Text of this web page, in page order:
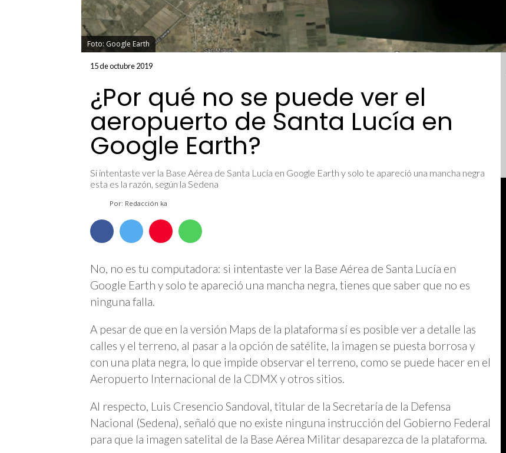
Foto: Google Earth
15 de octubre 2019
¿Por qué no se puede ver el
aeropuerto de Santa Lucía en
Google Earth?
Si intentaste ver la Base Aérea de Santa Lucía en Google Earth y solo te apareció una mancha negra
esta es la razón, según la Sedena
Por: Redacción ka
No, no es tu computadora: si intentaste ver la Base Aérea de Santa Lucía en
Google Earth y solo te apareció una mancha negra, tienes que saber que no es
ninguna falla.
A pesar de que en la versión Maps de la plataforma sí es posible ver a detalle las
calles y el terreno, al pasar a la opción de satélite, la imagen se puesta borrosa y
con una plata negra, lo que impide observar el terreno, como se puede hacer en el
Aeropuerto Internacional de la CDMX y otros sitios.
Al respecto, Luis Cresencio Sandoval, titular de la Secretaría de la Defensa
Nacional (Sedena), señaló que no existe ninguna instrucción del Gobierno Federal
para que la imagen satelital de la Base Aérea Militar desaparezca de la plataforma.